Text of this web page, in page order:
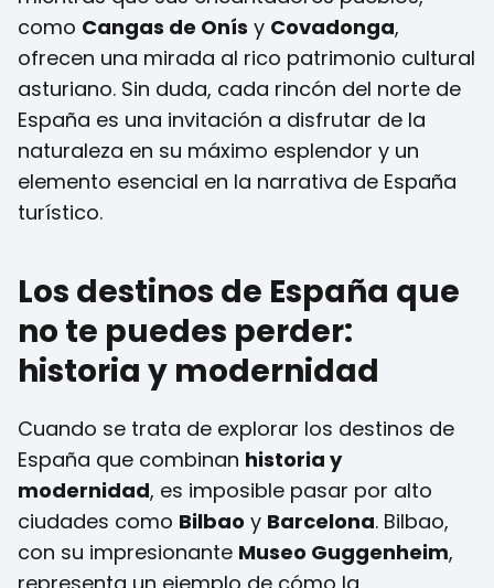
como Cangas de Onís y Covadonga,
ofrecen una mirada al rico patrimonio cultural
asturiano. Sin duda, cada rincón del norte de
España es una invitación a disfrutar de la
naturaleza en su máximo esplendor y un
elemento esencial en la narrativa de España
turístico.
Los destinos de España que
no te puedes perder:
historia y modernidad
Cuando se trata de explorar los destinos de
España que combinan historia y
modernidad, es imposible pasar por alto
ciudades como Bilbao y Barcelona. Bilbao,
con su impresionante Museo Guggenheim,